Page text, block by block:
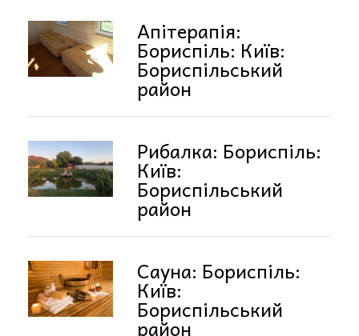
Апітерапія:
Бориспіль: Київ:
Бориспільський
район
Рибалка: Бориспіль:
Київ:
Бориспільський
район
Сауна: Бориспіль:
Київ:
Бориспільський
район